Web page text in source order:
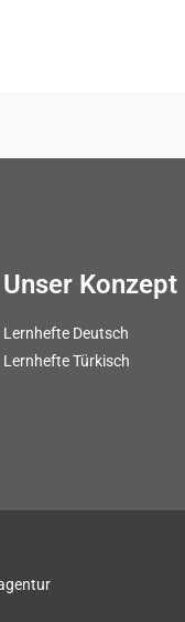
Unser Konzept
Lernhefte Deutsch
Lernhefte Türkisch